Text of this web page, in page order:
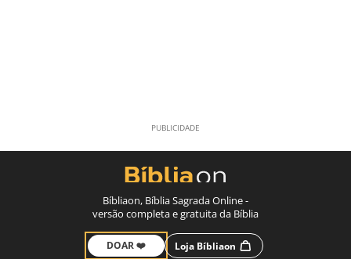
Bíbliaon, Bíblia Sagrada Online -
versão completa e gratuita da Bíblia
DOAR ❤️ Loja Bíbliaon